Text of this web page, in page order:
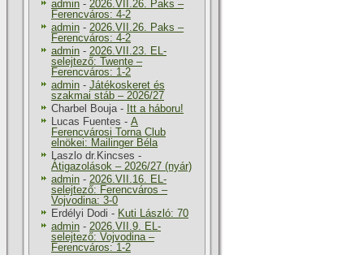
admin - 2026.VII.26. Paks –
Ferencváros: 4-2
admin - 2026.VII.26. Paks –
Ferencváros: 4-2
admin - 2026.VII.23. EL-
selejtező: Twente –
Ferencváros: 1-2
admin - Játékoskeret és
szakmai stáb – 2026/27
Charbel Bouja- Itt a háboru!
Lucas Fuentes - A
Ferencvárosi Torna Club
elnökei: Mailinger Béla
Laszlo dr.Kincses -
Átigazolások – 2026/27 (nyár)
admin - 2026.VII.16. EL-
selejtező: Ferencváros –
Vojvodina: 3-0
Erdélyi Dodi - Kuti László: 70
admin - 2026.VII.9. EL-
selejtező: Vojvodina –
Ferencváros: 1-2